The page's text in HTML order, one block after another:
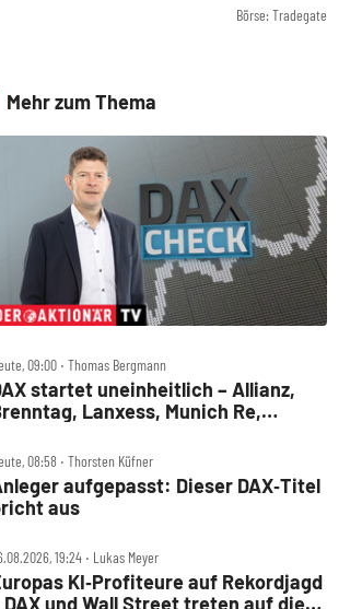
Börse: Tradegate
Mehr zum Thema
09:00 ‧ Thomas Bergmann
startet uneinheitlich – Allianz,
Lanxess, Munich Re,
08:58 ‧ Thorsten Küfner
aufgepasst: Dieser DAX‑Titel
aus
19:24 ‧ Lukas Meyer
KI‑Profiteure auf Rekordjagd
DAX und Wall Street treten auf die